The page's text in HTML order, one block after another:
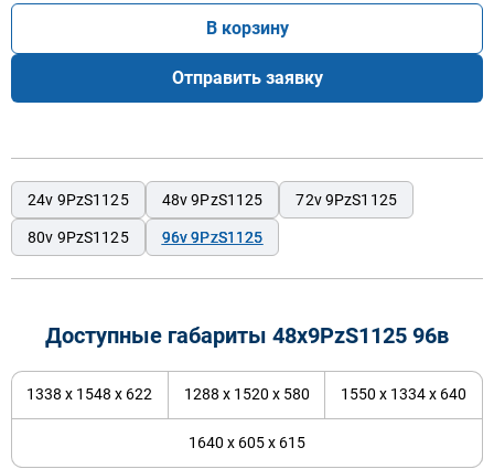
В корзину
Отправить заявку
24v 9PzS1125 48v 9PzS1125 72v 9PzS1125
80v 9PzS1125 96v 9PzS1125
Доступные габариты 48х9PzS1125 96в
1338 x 1548 x 622 1288 x 1520 x 580 1550 x 1334 x 640
1640 x 605 x 615